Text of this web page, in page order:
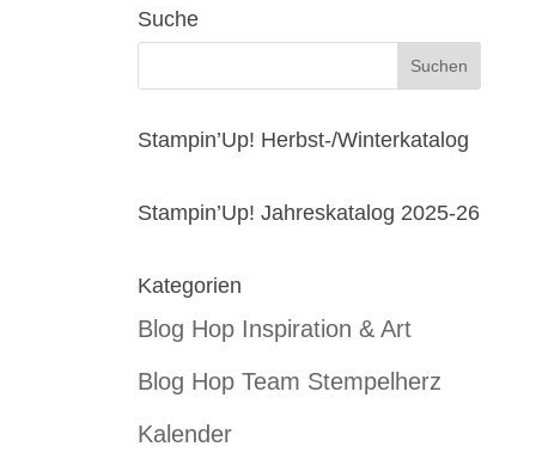
Suche
Stampin’Up! Herbst-/Winterkatalog
Stampin’Up! Jahreskatalog 2025-26
Kategorien
Blog Hop Inspiration & Art
Blog Hop Team Stempelherz
Kalender